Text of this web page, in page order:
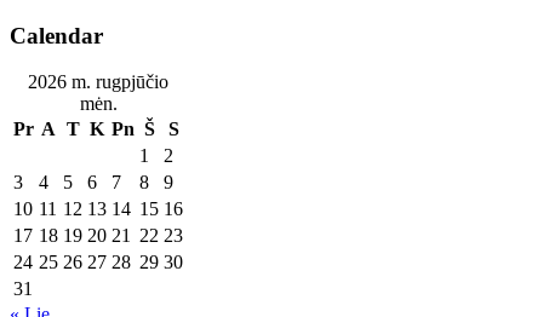
Calendar
2026 m. rugpjūčio
mėn.
Pr A T K Pn Š
S
1
2
3
4 5 6 7 8
9
10 11 12 13 14 15 16
17 18 19 20 21 22 23
24 25 26 27 28 29 30
31